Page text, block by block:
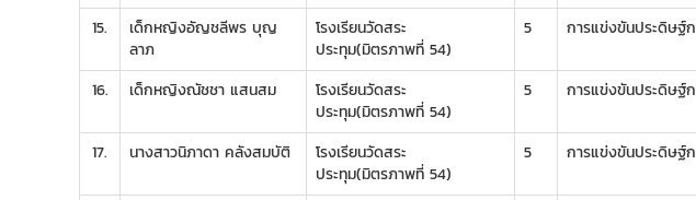
15.
เด็กหญิงอัญชลีพร บุญ
ลาภ
โรงเรียนวัดสระ
ประทุม(มิตรภาพที่ 54)
5 การแข่งขันประดิษฐ์
16.
เด็กหญิงณัชชา แสนสม
โรงเรียนวัดสระ
ประทุม(มิตรภาพที่ 54)
5 การแข่งขันประดิษฐ์
17.
นางสาวนิภาดา คลังสมบัติ
โรงเรียนวัดสระ
ประทุม(มิตรภาพที่ 54)
5 การแข่งขันประดิษฐ์